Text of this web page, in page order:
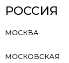
РОССИЯ
МОСКВА
МОСКОВСКАЯ